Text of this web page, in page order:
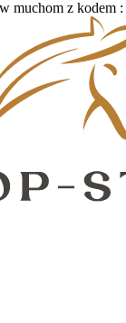
muchom z kodem :